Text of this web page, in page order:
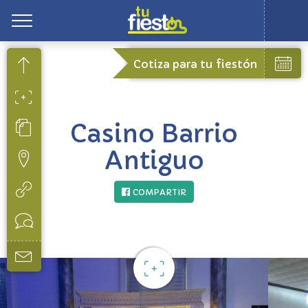
Cotiza para tu fiestón
Casino Barrio
Antiguo
COMPARTIR